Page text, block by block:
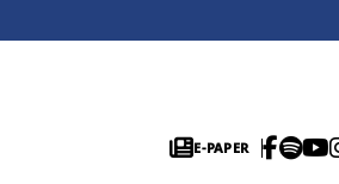
E-PAPER